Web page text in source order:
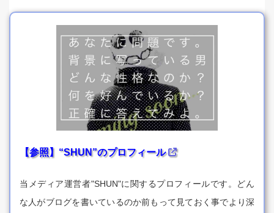
【参照】“SHUN”のプロフィール
当メディア運営者"SHUN"に関するプロフィールです。どん
な人がブログを書いているのか前もって見ておく事でより深